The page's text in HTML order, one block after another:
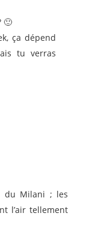
🙂
ça dépend
tu verras
du Milani ; les
l’air tellement